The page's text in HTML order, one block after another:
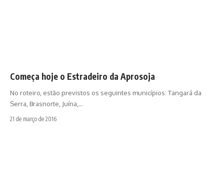
Começa hoje o Estradeiro da Aprosoja
No roteiro, estão previstos os seguintes municípios: Tangará da
Serra, Brasnorte, Juína,…
21 de março de 2016